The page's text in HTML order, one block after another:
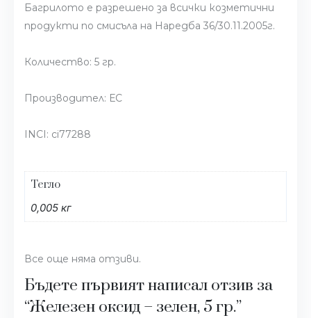
Багрилото е разрешено за всички козметични
продукти по смисъла на Наредба 36/30.11.2005г.
Количество: 5 гр.
Производител: ЕС
INCI: ci77288
Тегло
0,005 кг
Все още няма отзиви.
Бъдете първият написал отзив за
“Железен оксид – зелен, 5 гр.”